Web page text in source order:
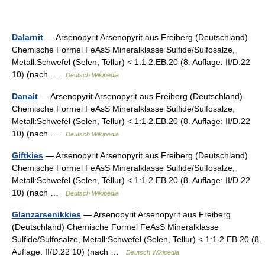
Dalarnit — Arsenopyrit Arsenopyrit aus Freiberg (Deutschland)
Chemische Formel FeAsS Mineralklasse Sulfide/Sulfosalze,
Metall:Schwefel (Selen, Tellur) < 1:1 2.EB.20 (8. Auflage: II/D.22
10) (nach …
Deutsch Wikipedia
Danait — Arsenopyrit Arsenopyrit aus Freiberg (Deutschland)
Chemische Formel FeAsS Mineralklasse Sulfide/Sulfosalze,
Metall:Schwefel (Selen, Tellur) < 1:1 2.EB.20 (8. Auflage: II/D.22
10) (nach …
Deutsch Wikipedia
Giftkies — Arsenopyrit Arsenopyrit aus Freiberg (Deutschland)
Chemische Formel FeAsS Mineralklasse Sulfide/Sulfosalze,
Metall:Schwefel (Selen, Tellur) < 1:1 2.EB.20 (8. Auflage: II/D.22
10) (nach …
Deutsch Wikipedia
Glanzarsenikkies — Arsenopyrit Arsenopyrit aus Freiberg
(Deutschland) Chemische Formel FeAsS Mineralklasse
Sulfide/Sulfosalze, Metall:Schwefel (Selen, Tellur) < 1:1 2.EB.20 (8.
Auflage: II/D.22 10) (nach …
Deutsch Wikipedia